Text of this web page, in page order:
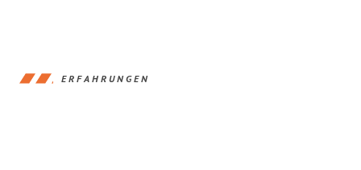
ERFAHRUNGEN